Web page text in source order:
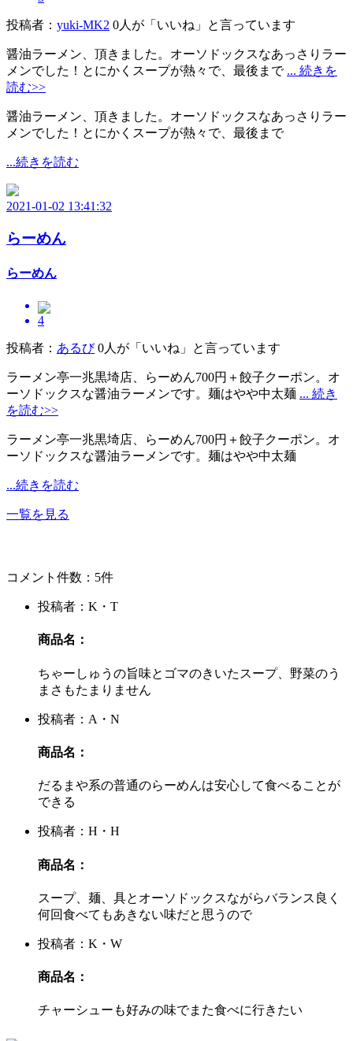
投稿者： yuki-MK2 0人が「いいね」と言っています
醤油ラーメン、頂きました。オーソドックスなあっさりラー
メンでした！とにかくスープが熱々で、最後まで ... 続きを
読む>>
醤油ラーメン、頂きました。オーソドックスなあっさりラー
メンでした！とにかくスープが熱々で、最後まで
...続きを読む
2021-01-02 13:41:32
らーめん
らーめん
4
投稿者： あるび 0人が「いいね」と言っています
ラーメン亭一兆黒埼店、らーめん700円＋餃子クーポン。オ
ーソドックスな醤油ラーメンです。麺はやや中太麺 ... 続き
を読む>>
ラーメン亭一兆黒埼店、らーめん700円＋餃子クーポン。オ
ーソドックスな醤油ラーメンです。麺はやや中太麺
...続きを読む
一覧を見る
コメント件数：5件
投稿者：K・T
商品名：
ちゃーしゅうの旨味とゴマのきいたスープ、野菜のう
まさもたまりません
投稿者：A・N
商品名：
だるまや系の普通のらーめんは安心して食べることが
できる
投稿者：H・H
商品名：
スープ、麺、具とオーソドックスながらバランス良く
何回食べてもあきない味だと思うので
投稿者：K・W
商品名：
チャーシューも好みの味でまた食べに行きたい